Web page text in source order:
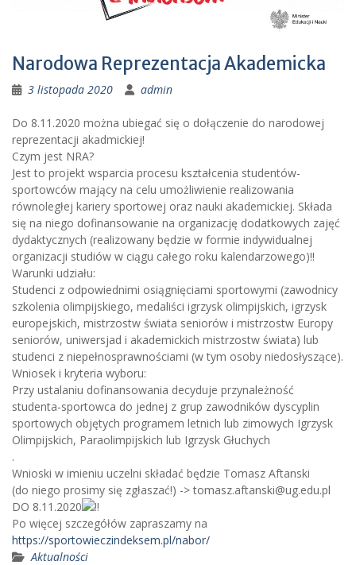
Narodowa Reprezentacja Akademicka
3 listopada 2020 admin
Do 8.11.2020 można ubiegać się o dołączenie do narodowej
reprezentacji akadmickiej!
Czym jest NRA?
Jest to projekt wsparcia procesu kształcenia studentów-
sportowców mający na celu umożliwienie realizowania
równoległej kariery sportowej oraz nauki akademickiej. Składa
się na niego dofinansowanie na organizację dodatkowych zajęć
dydaktycznych (realizowany będzie w formie indywidualnej
organizacji studiów w ciągu całego roku kalendarzowego)!!
Warunki udziału:
Studenci z odpowiednimi osiągnięciami sportowymi (zawodnicy
szkolenia olimpijskiego, medaliści igrzysk olimpijskich, igrzysk
europejskich, mistrzostw świata seniorów i mistrzostw Europy
seniorów, uniwersjad i akademickich mistrzostw świata) lub
studenci z niepełnosprawnościami (w tym osoby niedosłyszące).
Wniosek i kryteria wyboru:
Przy ustalaniu dofinansowania decyduje przynależność
studenta-sportowca do jednej z grup zawodników dyscyplin
sportowych objętych programem letnich lub zimowych Igrzysk
Olimpijskich, Paraolimpijskich lub Igrzysk Głuchych
.
Wnioski w imieniu uczelni składać będzie Tomasz Aftanski
(do niego prosimy się zgłaszać!) -> tomasz.aftanski@ug.edu.pl
DO 8.11.2020
Po więcej szczegółów zapraszamy na
https://sportowieczindeksem.pl/nabor/
Aktualności